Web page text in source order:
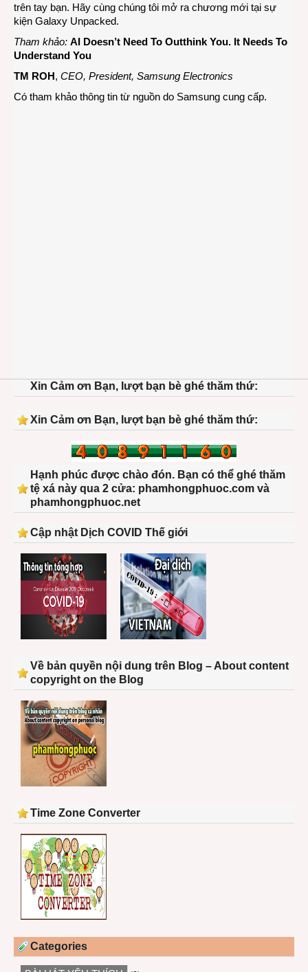
trên tay bạn. Hãy cùng chúng tôi mở ra chương mới tại sự
kiện Galaxy Unpacked.
Tham khảo: AI Doesn’t Need To Outthink You. It Needs To
Understand You
TM ROH, CEO, President, Samsung Electronics
Có tham khảo thông tin từ nguồn do Samsung cung cấp.
Xin Cảm ơn Bạn, lượt bạn bè ghé thăm thứ:
Xin Cảm ơn Bạn, lượt bạn bè ghé thăm thứ:
Hạnh phúc được chào đón. Bạn có thể ghé thăm
tệ xá này qua 2 cửa: phamhongphuoc.com và
phamhongphuoc.net
Cập nhật Dịch COVID Thế giới
Về bản quyền nội dung trên Blog – About content
copyright on the Blog
Time Zone Converter
Categories